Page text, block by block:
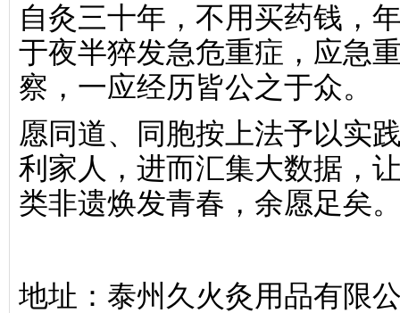
自灸三十年，不用买药钱，
于夜半猝发急危重症，应急
察，一应经历皆公之于众。
愿同道、同胞按上法予以实
利家人，进而汇集大数据，
类非遗焕发青春，余愿足矣
地址：泰州久火灸用品有限